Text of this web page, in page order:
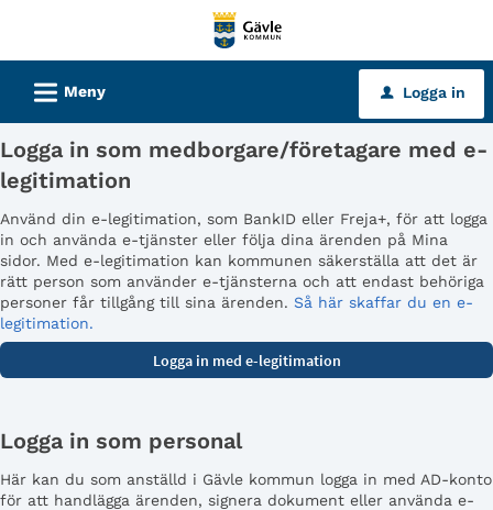
tjänster
Gävle
kommun
L Meny u Logga in
Logga in som medborgare/företagare med e-
legitimation
Använd din e-legitimation, som BankID eller Freja+, för att logga
in och använda e-tjänster eller följa dina ärenden på Mina
sidor. Med e-legitimation kan kommunen säkerställa att det är
rätt person som använder e-tjänsterna och att endast behöriga
personer får tillgång till sina ärenden. Så här skaffar du en e-
legitimation.
Logga in som personal
Här kan du som anställd i Gävle kommun logga in med AD-konto
för att handlägga ärenden, signera dokument eller använda e-